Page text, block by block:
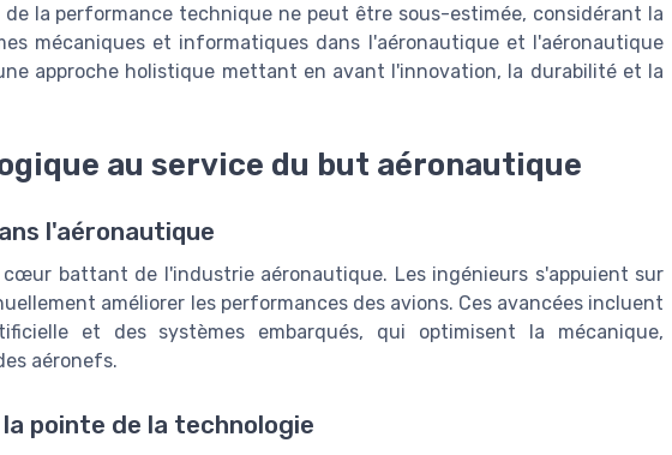
la performance technique ne peut être sous-estimée, considérant la
mécaniques et informatiques dans l'aéronautique et l'aéronautique
approche holistique mettant en avant l'innovation, la durabilité et la
au service du but aéronautique
l'aéronautique
battant de l'industrie aéronautique. Les ingénieurs s'appuient sur
améliorer les performances des avions. Ces avancées incluent
et des systèmes embarqués, qui optimisent la mécanique,
aéronefs.
pointe de la technologie